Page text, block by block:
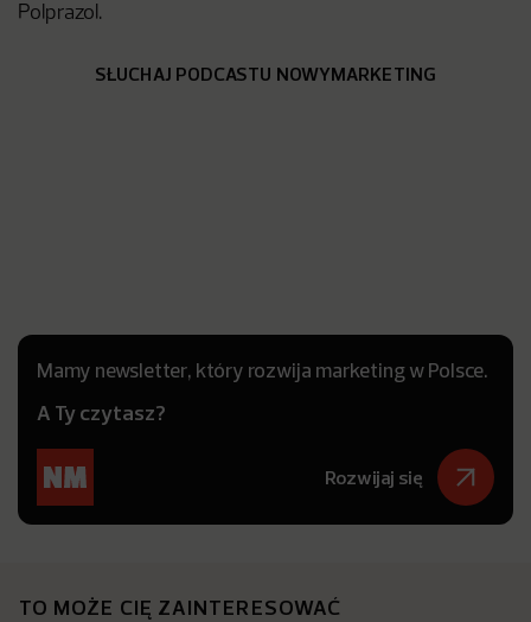
Polprazol.
SŁUCHAJ PODCASTU NOWYMARKETING
Mamy newsletter, który rozwija marketing w Polsce.
A Ty czytasz?
Rozwijaj się
TO MOŻE CIĘ ZAINTERESOWAĆ